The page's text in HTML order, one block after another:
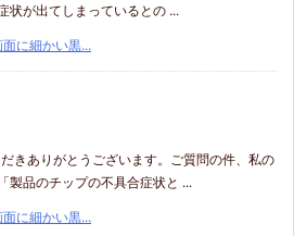
状が出てしまっているとの ...
に細かい黒...
きありがとうございます。ご質問の件、私の
製品のチップの不具合症状と ...
に細かい黒...